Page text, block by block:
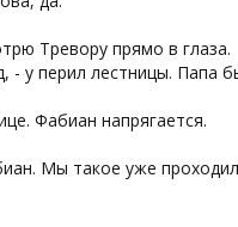
Тревору прямо в глаза.
- у перил лестницы. Папа
Фабиан напрягается.
Мы такое уже